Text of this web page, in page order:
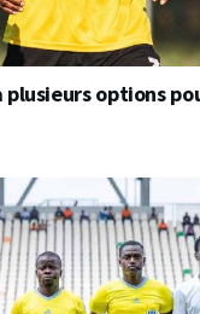
plusieurs options